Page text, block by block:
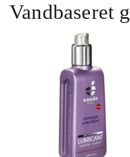
Vandbaseret